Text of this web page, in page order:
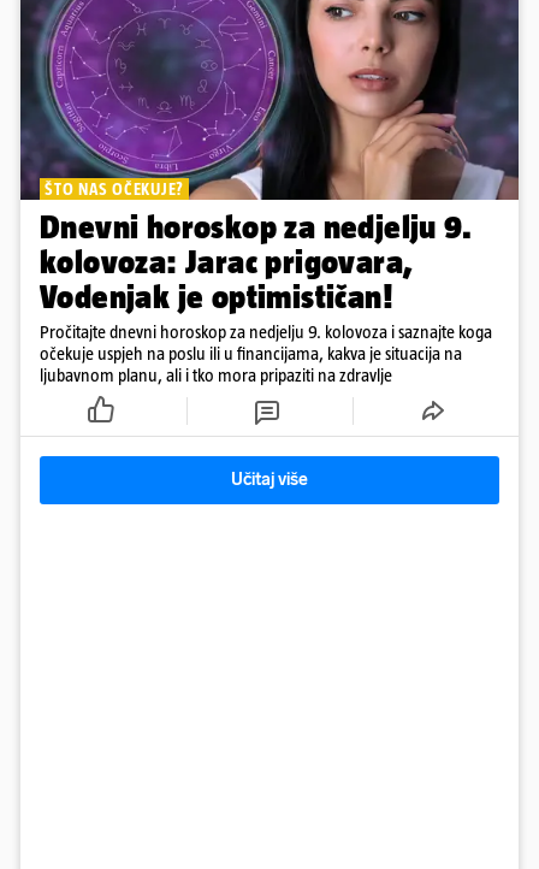
ŠTO NAS OČEKUJE?
Dnevni horoskop za nedjelju 9.
kolovoza: Jarac prigovara,
Vodenjak je optimističan!
Pročitajte dnevni horoskop za nedjelju 9. kolovoza i saznajte koga
očekuje uspjeh na poslu ili u financijama, kakva je situacija na
ljubavnom planu, ali i tko mora pripaziti na zdravlje
Učitaj više